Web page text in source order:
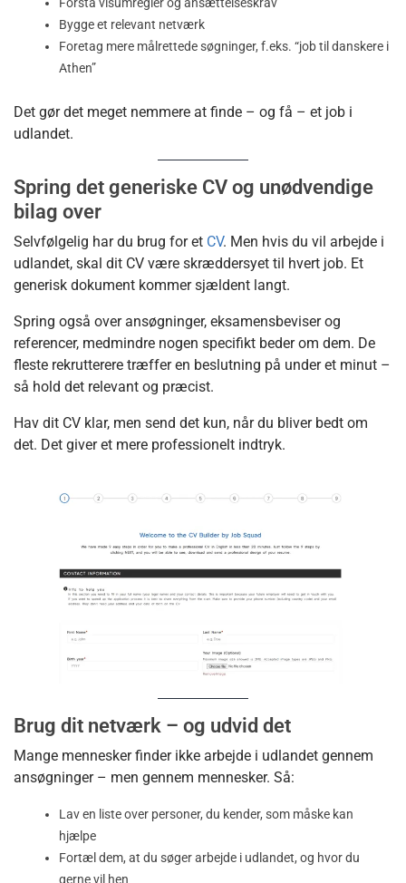
Bygge et relevant netværk
Foretag mere målrettede søgninger, f.eks. “job til danskere i
Athen”
Det gør det meget nemmere at finde – og få – et job i
udlandet.
Spring det generiske CV og unødvendige
bilag over
Selvfølgelig har du brug for et CV. Men hvis du vil arbejde i
udlandet, skal dit CV være skræddersyet til hvert job. Et
generisk dokument kommer sjældent langt.
Spring også over ansøgninger, eksamensbeviser og
referencer, medmindre nogen specifikt beder om dem. De
fleste rekrutterere træffer en beslutning på under et minut –
så hold det relevant og præcist.
Hav dit CV klar, men send det kun, når du bliver bedt om
det. Det giver et mere professionelt indtryk.
Brug dit netværk – og udvid det
Mange mennesker finder ikke arbejde i udlandet gennem
ansøgninger – men gennem mennesker. Så:
Lav en liste over personer, du kender, som måske kan
hjælpe
Fortæl dem, at du søger arbejde i udlandet, og hvor du
gerne vil hen